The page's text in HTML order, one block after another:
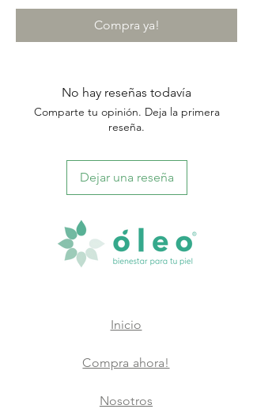
Compra ya!
No hay reseñas todavía
Comparte tu opinión. Deja la primera
reseña.
Dejar una reseña
Inicio
Compra ahora!
Nosotros